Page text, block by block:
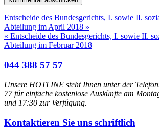
Entscheide des Bundesgerichts, I. sowie II.
Abteilung im April 2018 »
« Entscheide des Bundesgerichts, I. sowie II.
Abteilung im Februar 2018
044 388 57 57
Unsere HOTLINE steht Ihnen unter der
77 für einfache kostenlose Auskünfte am
und 17:30 zur Verfügung.
Kontaktieren Sie uns schriftlich